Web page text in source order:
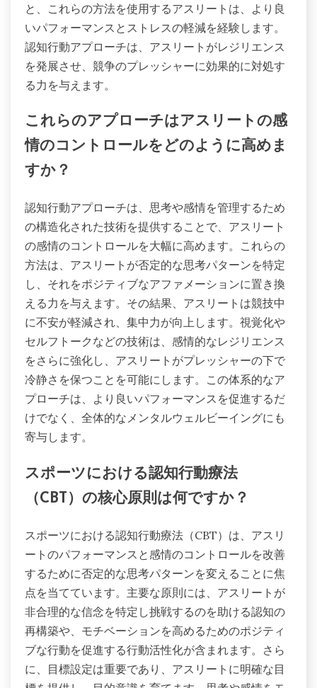
と、これらの方法を使用するアスリートは、より良
いパフォーマンスとストレスの軽減を経験します。
認知行動アプローチは、アスリートがレジリエンス
を発展させ、競争のプレッシャーに効果的に対処す
る力を与えます。
これらのアプローチはアスリートの感
情のコントロールをどのように高めま
すか？
認知行動アプローチは、思考や感情を管理するため
の構造化された技術を提供することで、アスリート
の感情のコントロールを大幅に高めます。これらの
方法は、アスリートが否定的な思考パターンを特定
し、それをポジティブなアファメーションに置き換
える力を与えます。その結果、アスリートは競技中
に不安が軽減され、集中力が向上します。視覚化や
セルフトークなどの技術は、感情的なレジリエンス
をさらに強化し、アスリートがプレッシャーの下で
冷静さを保つことを可能にします。この体系的なア
プローチは、より良いパフォーマンスを促進するだ
けでなく、全体的なメンタルウェルビーイングにも
寄与します。
スポーツにおける認知行動療法
（CBT）の核心原則は何ですか？
スポーツにおける認知行動療法（CBT）は、アスリ
ートのパフォーマンスと感情のコントロールを改善
するために否定的な思考パターンを変えることに焦
点を当てています。主要な原則には、アスリートが
非合理的な信念を特定し挑戦するのを助ける認知の
再構築や、モチベーションを高めるためのポジティ
ブな行動を促進する行動活性化が含まれます。さら
に、目標設定は重要であり、アスリートに明確な目